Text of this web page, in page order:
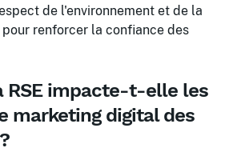
de l'environnement et de la
renforcer la confiance des
RSE impacte-t-elle les
marketing digital des